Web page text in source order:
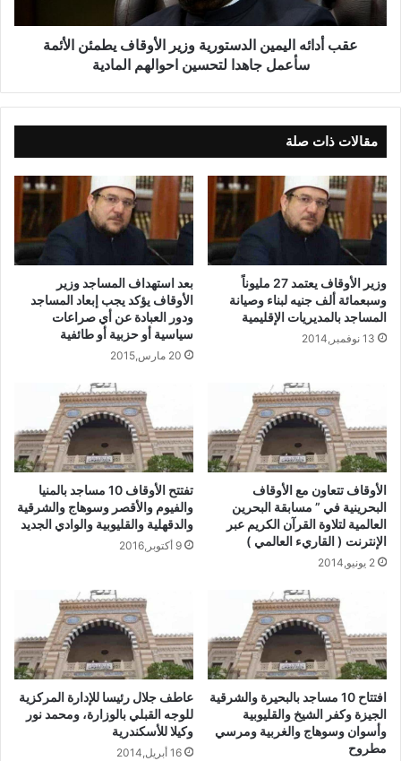
عقب أدائه اليمين الدستورية وزير الأوقاف يطمئن الأئمة
سأعمل جاهدا لتحسين احوالهم المادية
مقالات ذات صلة
وزير الأوقاف يعتمد 27 مليوناً
وسبعمائة ألف جنيه لبناء وصيانة
المساجد بالمديريات الإقليمية
13 نوفمبر,2014
بعد استهداف المساجد وزير
الأوقاف يؤكد يجب إبعاد المساجد
ودور العبادة عن أي صراعات
سياسية أو حزبية أو طائفية
20 مارس,2015
الأوقاف تتعاون مع الأوقاف
البحرينية في ” مسابقة البحرين
العالمية لتلاوة القرآن الكريم عبر
الإنترنت ( القاريء العالمي )
2 يونيو,2014
تفتتح الأوقاف 10 مساجد بالمنيا
والفيوم والأقصر وسوهاج والشرقية
والدقهلية والقليوبية والوادي الجديد
9 أكتوبر,2016
افتتاح 10 مساجد بالبحيرة والشرقية
الجيزة وكفر الشيخ والقليوبية
وأسوان وسوهاج والغربية ومرسي
مطروح
عاطف جلال رئيسا للإدارة المركزية
للوجه القبلي بالوزارة، ومحمد نور
وكيلا للأسكندرية
16 أبريل,2014